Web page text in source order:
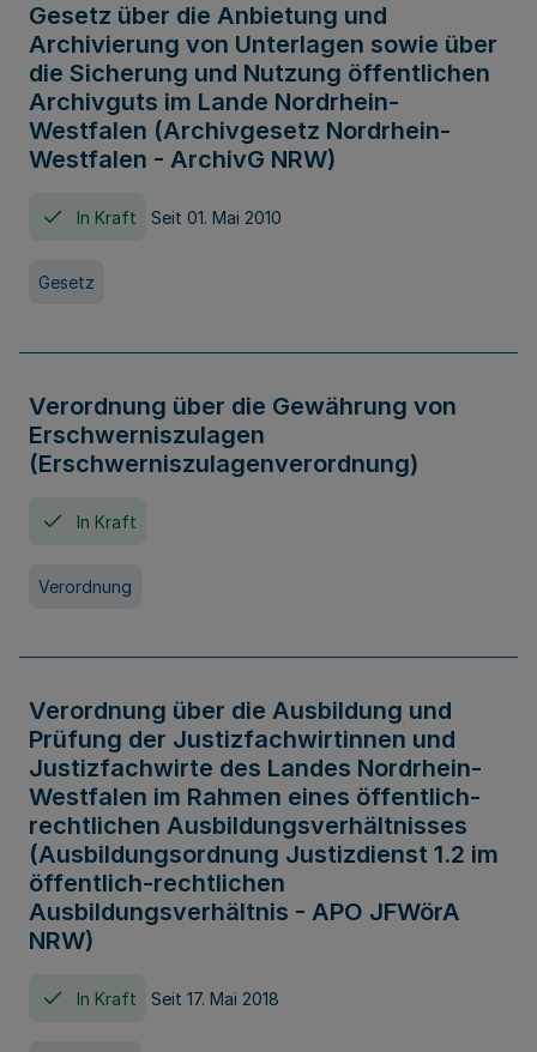
Gesetz über die Anbietung und
Archivierung von Unterlagen sowie über
die Sicherung und Nutzung öffentlichen
Archivguts im Lande Nordrhein-
Westfalen (Archivgesetz Nordrhein-
Westfalen - ArchivG NRW)
In Kraft Seit 01. Mai 2010
Gesetz
Verordnung über die Gewährung von
Erschwerniszulagen
(Erschwerniszulagenverordnung)
In Kraft
Verordnung
Verordnung über die Ausbildung und
Prüfung der Justizfachwirtinnen und
Justizfachwirte des Landes Nordrhein-
Westfalen im Rahmen eines öffentlich-
rechtlichen Ausbildungsverhältnisses
(Ausbildungsordnung Justizdienst 1.2 im
öffentlich-rechtlichen
Ausbildungsverhältnis - APO JFWörA
NRW)
In Kraft Seit 17. Mai 2018